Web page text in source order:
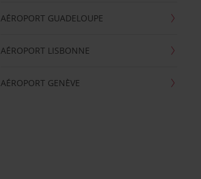
AÉROPORT GUADELOUPE
AÉROPORT LISBONNE
AÉROPORT GENÈVE